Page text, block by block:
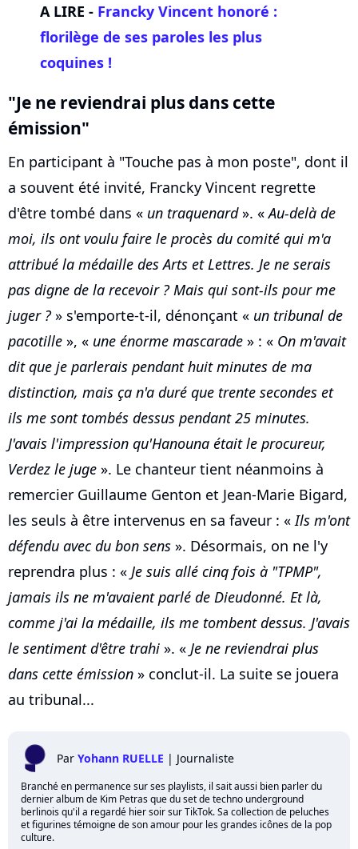
A LIRE - Francky Vincent honoré :
florilège de ses paroles les plus
coquines !
"Je ne reviendrai plus dans cette
émission"
En participant à "Touche pas à mon poste", dont il
a souvent été invité, Francky Vincent regrette
d'être tombé dans « un traquenard». «Au-delà de
moi, ils ont voulu faire le procès du comité qui m'a
attribué la médaille des Arts et Lettres. Je ne serais
pas digne de la recevoir ? Mais qui sont-ils pour me
juger ?» s'emporte-t-il, dénonçant « un tribunal de
pacotille », « une énorme mascarade » : « On m'avait
dit que je parlerais pendant huit minutes de ma
distinction, mais ça n'a duré que trente secondes et
ils me sont tombés dessus pendant 25 minutes.
J'avais l'impression qu'Hanouna était le procureur,
Verdez le juge ». Le chanteur tient néanmoins à
remercier Guillaume Genton et Jean-Marie Bigard,
les seuls à être intervenus en sa faveur : «Ils m'ont
défendu avec du bon sens ». Désormais, on ne l'y
reprendra plus : « Je suis allé cinq fois à "TPMP",
jamais ils ne m'avaient parlé de Dieudonné. Et là,
comme j'ai la médaille, ils me tombent dessus. J'avais
le sentiment d'être trahi ». « Je ne reviendrai plus
dans cette émission » conclut-il. La suite se jouera
au tribunal...
Par Yohann RUELLE | Journaliste
Branché en permanence sur ses playlists, il sait aussi bien parler du
dernier album de Kim Petras que du set de techno underground
berlinois qu'il a regardé hier soir sur TikTok. Sa collection de peluches
et figurines témoigne de son amour pour les grandes icônes de la pop
culture.